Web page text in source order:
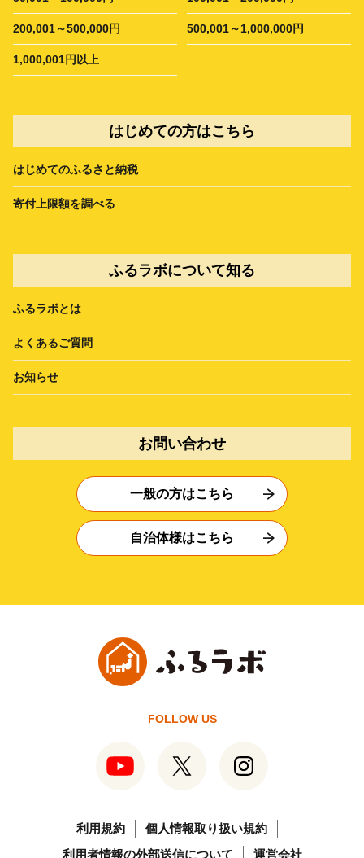
200,001～500,000円 500,001～1,000,000円
1,000,001円以上
はじめての方はこちら
はじめてのふるさと納税
寄付上限額を調べる
ふるラボについて知る
ふるラボとは
よくあるご質問
お知らせ
お問い合わせ
一般の方はこちら
自治体様はこちら
FOLLOW US
利用規約
個人情報取り扱い規約
利用者情報の外部送信について
運営会社